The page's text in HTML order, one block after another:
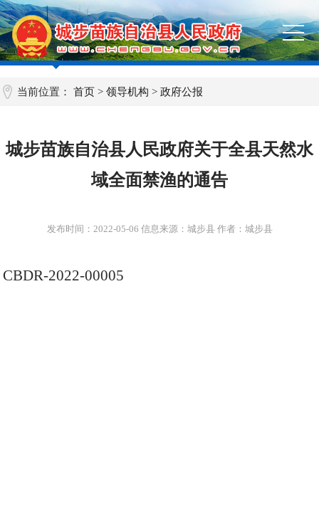
当前位置：首页 >领导机构 >政府公报
城步苗族自治县人民政府关于全县天然水
域全面禁渔的通告
发布时间： 2022-05-06 信息来源：城步县 作者：城步县
CBDR-2022-00005